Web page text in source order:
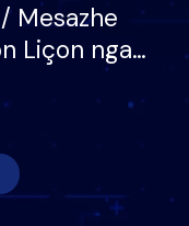
Mesazhe
Liçon nga
meritoj…